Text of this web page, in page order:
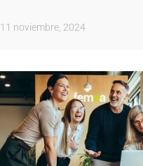
11 noviembre, 2024